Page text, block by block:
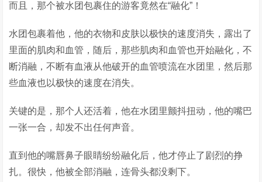
而且，那个被水团包裹住的游客竟然在“融化”！
水团包裹着他，他的衣物和皮肤以极快的速度消失，露出了
里面的肌肉和血管，随后，那些肌肉和血管也开始融化，不
断消融，不断有血液从他破开的血管喷流在水团里，然后那
些血液也以极快的速度在消失。
关键的是，那个人还活着，他在水团里颤抖扭动，他的嘴巴
一张一合，却发不出任何声音。
直到他的嘴唇鼻子眼睛纷纷融化后，他才停止了剧烈的挣
扎。很快，他被全部消融，连骨头都没剩下。